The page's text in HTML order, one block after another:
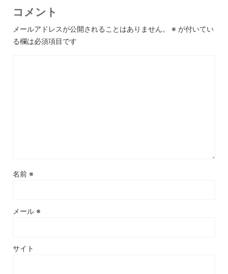
コメント
メールアドレスが公開されることはありません。 ※ が付いてい
る欄は必須項目です
名前 ※
メール ※
サイト